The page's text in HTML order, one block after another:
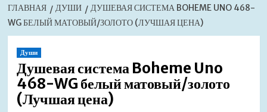
ГЛАВНАЯ ДУШИ
ДУШЕВАЯ СИСТЕМА BOHEME UNO 468-
WG БЕЛЫЙ МАТОВЫЙ/ЗОЛОТО (ЛУЧШАЯ ЦЕНА)
Души
Душевая система Boheme Uno
468-WG белый матовый/золото
(Лучшая цена)